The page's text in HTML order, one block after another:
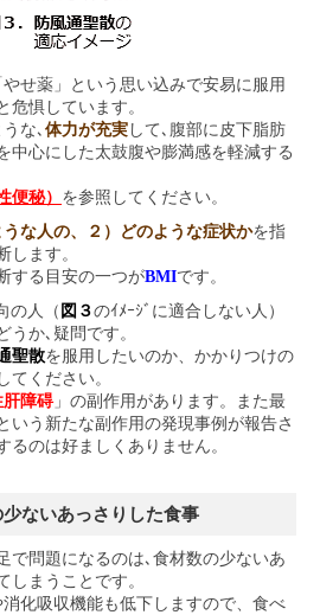
せ薬」という思い込みで安易に服用
危惧しています。
な､ 体力が充実 して､腹部に皮下脂肪
中心にした太鼓腹や膨満感を軽減する
便秘） を参照してください。
うな人の、２）どのような症状かを指
します。
する目安の一つがBMIです。
の人（ 図３のｲﾒｰｼﾞに適合しない人）
うか､疑問です。
聖散を服用したいのか、かかりつけの
てください。
障碍」の副作用があります。また最
いう新たな副作用の発現事例が報告さ
るのは好ましくありません。
ないあっさりした食事
問題になるのは､食材数の少ないあ
しまうことです。
化吸収機能も低下しますので、食べ